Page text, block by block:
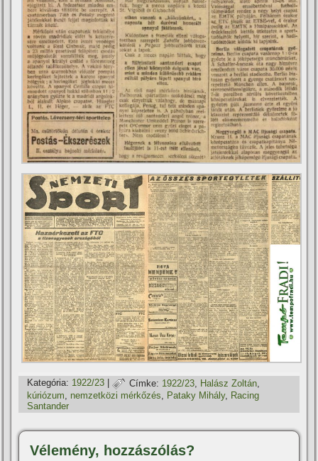
Kategória: 1922/23 | Címke: 1922/23 Halász Zoltán
kúriózum, nemzetközi mérkőzés, Pataky Mihály, Racing
Santander
Vélemény, hozzászólás?